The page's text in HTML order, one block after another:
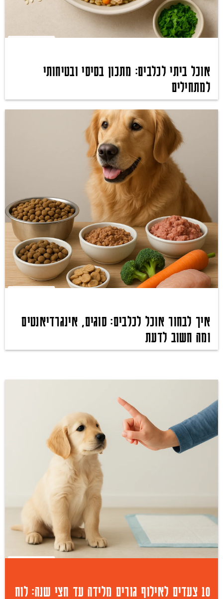
אוכל ביתי לכלבים: מתכון בסיסי ובטיחותי
למתחילים
איך לבחור אוכל לכלבים: סוגים, אינגרדיאנטים
ומה חשוב לדעת
10 צעדים לאילוף גורים מלידה עד חצי שנה: לוח